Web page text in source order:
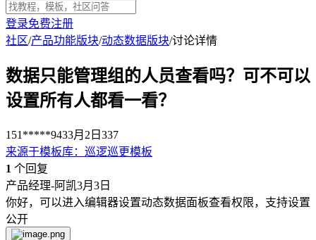
登录免费注册
社区/产品功能版块/动态数据版块/讨论详情
数据只能管理组的人员查看吗？可不可以
设置所有人都看一看？
151*****9433月2日 337
来源于模板库： 巡逻巡更模板
1 个回复
产品经理-阿凯3月3日
你好，可以进入编辑器设置动态数据面板查看权限，支持设置
公开